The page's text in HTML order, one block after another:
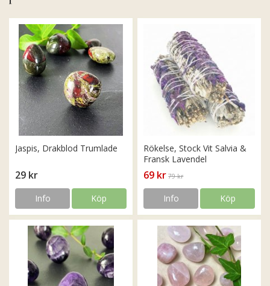
Jaspis, Drakblod Trumlade
29 kr
Info Köp
Rökelse, Stock Vit Salvia &
Fransk Lavendel
69 kr 79 kr
Info Köp